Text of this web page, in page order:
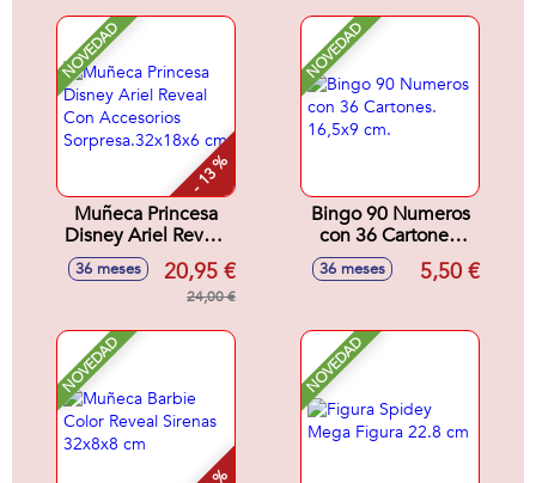
NOVEDAD
- 13 %
Muñeca Princesa
Disney Ariel Reveal
Con Accesorios
Sorpresa.32x18x6
36 meses 20,95 €
24,00 €
NOVEDAD
Bingo 90 Numeros
con 36 Cartones.
16,5x9 cm.
36 meses 5,50 €
NOVEDAD NOVEDAD